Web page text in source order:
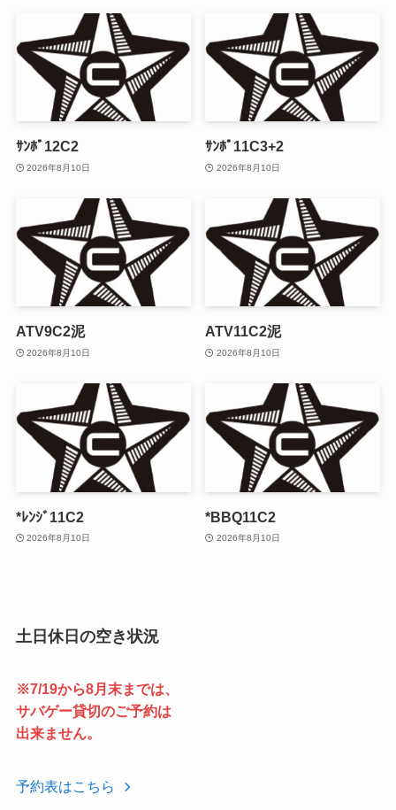
ｻﾝﾎﾟ12C2
2026年8月10日
ｻﾝﾎﾟ11C3+2
2026年8月10日
ATV9C2泥
2026年8月10日
ATV11C2泥
2026年8月10日
*ﾚﾝｼﾞ11C2
2026年8月10日
*BBQ11C2
2026年8月10日
土日休日の空き状況
※7/19から8月末までは、
サバゲー貸切のご予約は
出来ません。
予約表はこちら